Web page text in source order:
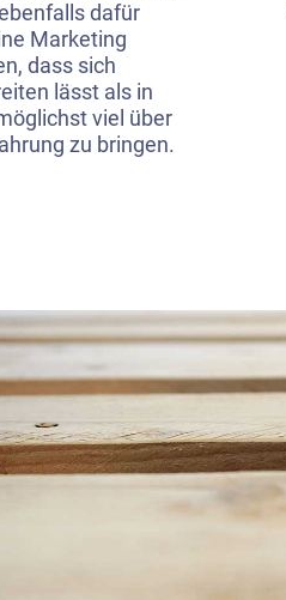
dafür
Marketing
dass sich
lässt als in
viel über
zu bringen.